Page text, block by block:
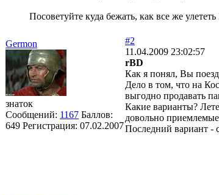
Посоветуйте куда бежать, как все же
Germon
знаток
Сообщений: 1167 Баллов:
649 Регистрация: 07.02.2007
#2
11.04.2009 23:02:57
rBD
Как я понял, Вы
Дело в том, что на
выгодно продавать
Какие варианты?
довольно
Последний вариант -